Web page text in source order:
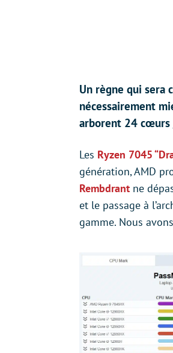
Un règne qui sera
nécessairement
arborent 24 cœurs
Les Ryzen 7045
génération, AMD
Rembdrant ne
et le passage à
gamme. Nous